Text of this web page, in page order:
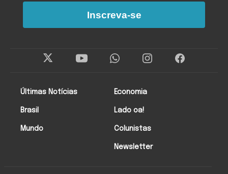
Últimas Notícias
Brasil
Mundo
Economia
Lado oa!
Colunistas
Newsletter
Inscreva-se